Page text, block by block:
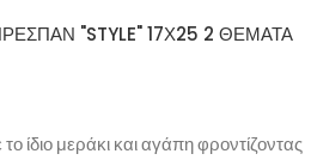
"STYLE" 17Χ25 2 ΘΕΜΑΤΑ
ίδιο μεράκι και αγάπη φροντίζοντας